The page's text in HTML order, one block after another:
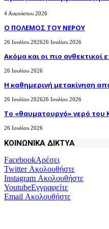
4 Αυγούστου 2026
Ο ΠΟΛΕΜΟΣ ΤΟΥ ΝΕΡΟΥ
26 Ιουλίου 202626 Ιουλίου 2026
Ακόμα και οι πιο
26 Ιουλίου 2026
H καθημερινή μετακίνηση
26 Ιουλίου 202626 Ιουλίου 2026
Το «θαυματουργό» νερό του
26 Ιουλίου 2026
ΚΟΙΝΩΝΙΚΑ ΔΙΚΤΥΑ
FacebookΑρέσει
TwitterΑκολουθήστε
Instagram Ακολουθήστε
YoutubeΕγγραφείτε
Email Ακολουθήστε